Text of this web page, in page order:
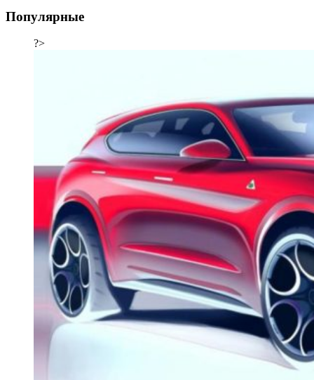
Популярные
?>